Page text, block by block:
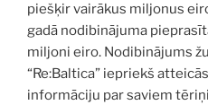
piešķir vairākus miljonus
gadā nodibinājuma
miljoni eiro. Nodibinājums
“Re:Baltica” iepriekš
informāciju par saviem